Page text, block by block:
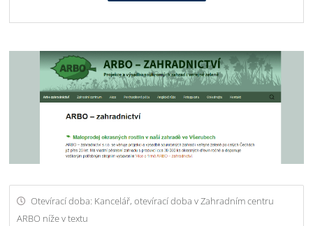
Otevírací doba: Kancelář, otevírací doba v Zahradním centru
ARBO níže v textu